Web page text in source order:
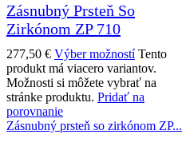
Zásnubný Prsteň So
Zirkónom ZP 710
277,50 € Výber možností Tento
produkt má viacero variantov.
Možnosti si môžete vybrať na
stránke produktu. Pridať na
porovnanie
Zásnubný prsteň so zirkónom ZP...